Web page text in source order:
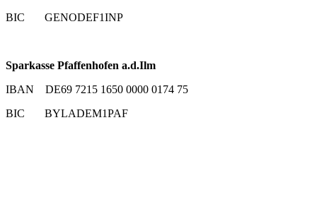
BIC GENODEF1INP
Sparkasse Pfaffenhofen a.d.Ilm
IBAN DE69 7215 1650 0000 0174 75
BIC BYLADEM1PAF